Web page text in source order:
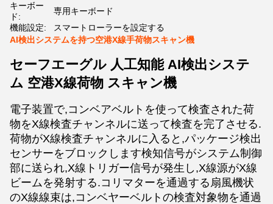
キーボー
ド:
専用キーボード
機能設定:
スマートローラーを設定する
AI検出システムを持つ空港X線手荷物スキャン機
セーフエーグル 人工知能 AI検出システ
ム 空港X線荷物 スキャン機
電子装置で,コンベアベルトを使って検査された荷
物をX線検査チャンネルに送って検査を完了させる.
荷物がX線検査チャンネルに入ると,パッケージ検出
センサーをブロックします検知信号がシステム制御
部に送られ,X線トリガー信号が発生し,X線源がX線
ビームを発射する.コリマターを通過する扇風機状
のX線線束は,コンベヤーベルトの検査対象物を通過